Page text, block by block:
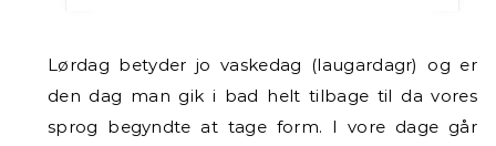
Lørdag betyder jo vaskedag (laugardagr) og er
den dag man gik i bad helt tilbage til da vores
sprog begyndte at tage form. I vore dage går